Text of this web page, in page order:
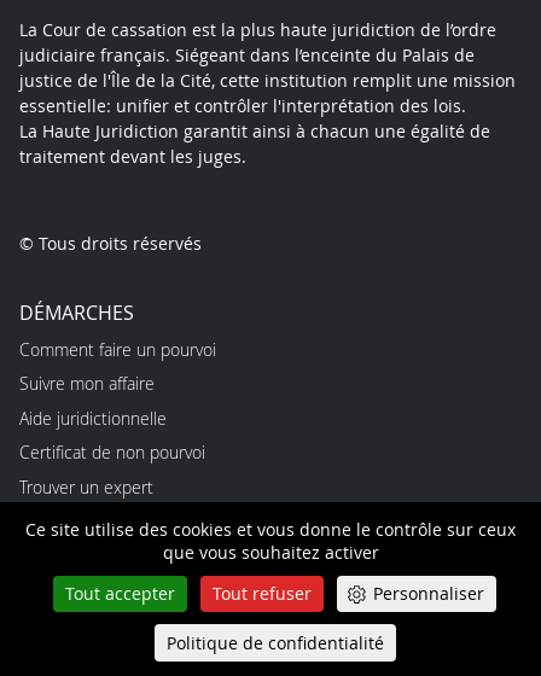
Ce site utilise des cookies et vous donne le contrôle sur ceux
que vous souhaitez activer
Tout accepter
Tout refuser Personnaliser
Politique de confidentialité
La Cour de cassation est la plus haute juridiction de l’ordre
judiciaire français. Siégeant dans l’enceinte du Palais de
justice de l'Île de la Cité, cette institution remplit une mission
essentielle: unifier et contrôler l'interprétation des lois.
La Haute Juridiction garantit ainsi à chacun une égalité de
traitement devant les juges.
© Tous droits réservés
DÉMARCHES
Comment faire un pourvoi
Suivre mon affaire
Aide juridictionnelle
Certificat de non pourvoi
Trouver un expert
PROFESSIONNELS
Emplois
Alternances
Queue-Fair